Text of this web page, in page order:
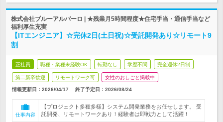
株式会社ブルーアルバーロ | ★残業月5時間程度★住宅手当・通信手当など
福利厚生充実
【ITエンジニア】☆完休2日(土日祝)☆受託開発あり☆リモート9
割
正社員 職種・業種未経験OK 転勤なし 学歴不問 完全週休2日制
第二新卒歓迎 リモートワーク可 女性のおしごと掲載中
情報更新日：2026/04/17 終了予定日： 2026/08/24
仕事内容
【プロジェクト多種多様】システム開発業務をお任せします。 受
託開発、リモートワークあり！経験者は即戦力として活躍！